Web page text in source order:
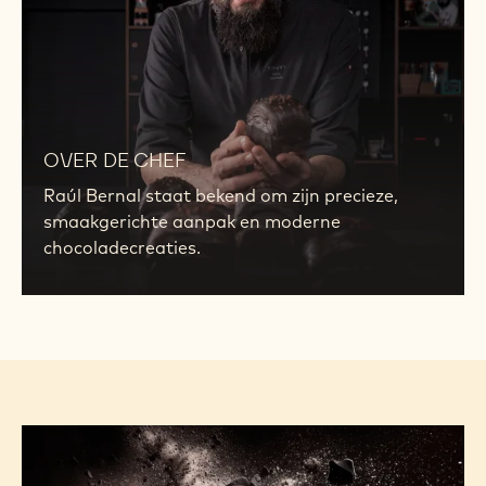
OVER DE CHEF
Raúl Bernal staat bekend om zijn precieze,
smaakgerichte aanpak en moderne
chocoladecreaties.